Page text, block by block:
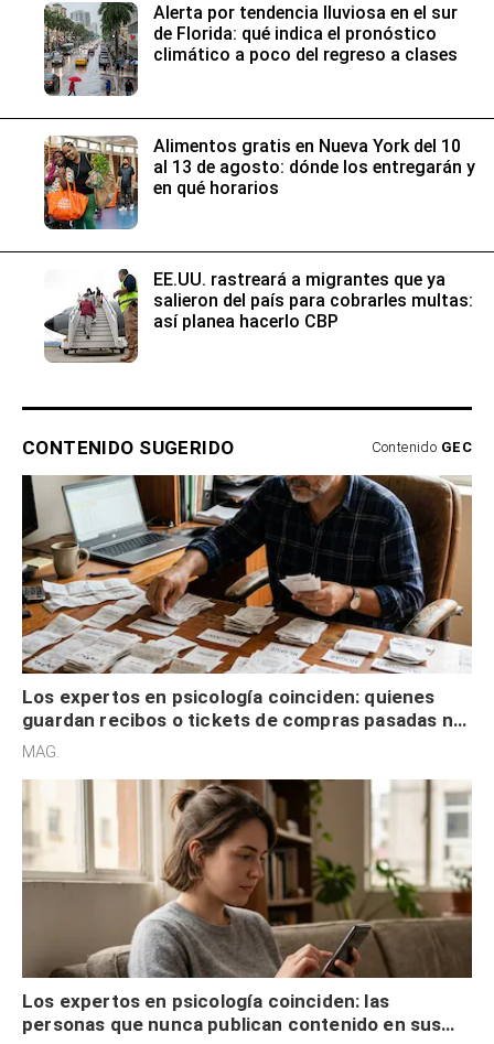
Alerta por tendencia lluviosa en el sur
de Florida: qué indica el pronóstico
climático a poco del regreso a clases
Alimentos gratis en Nueva York del 10
al 13 de agosto: dónde los entregarán y
en qué horarios
EE.UU. rastreará a migrantes que ya
salieron del país para cobrarles multas:
así planea hacerlo CBP
CONTENIDO SUGERIDO Contenido GEC
Los expertos en psicología coinciden: quienes
guardan recibos o tickets de compras pasadas no
son acumuladores, sino que tienen necesidad de
MAG.
Los expertos en psicología coinciden: las
personas que nunca publican contenido en sus